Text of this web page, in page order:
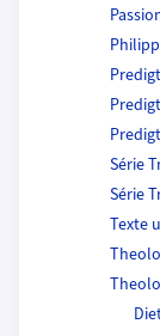
Série
Série
Texte